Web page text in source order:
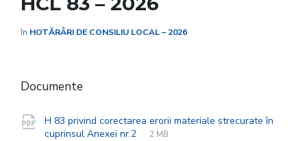
în HOTĂRÂRI DE CONSILIU LOCAL – 2026
Documente
H 83 privind corectarea erorii materiale strecurate în
cuprinsul Anexei nr.2
File
pdf
File
2 MB